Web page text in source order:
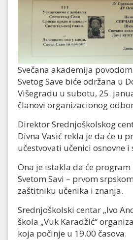
Svečana akademija
Svetog Save biće održana u
Višegradu u subotu, 25.
članovi organizacionog
Direktor Srednjoškolskog
Divna Vasić rekla je da će u
učestvovati učenici osnovne i
Ona je istakla da će program
Svetom Savi – prvom
zaštitniku učenika i znanja.
Srednjoškolski centar „Ivo
škola „Vuk Karadžić“
koja počinje u 19.00 časova.